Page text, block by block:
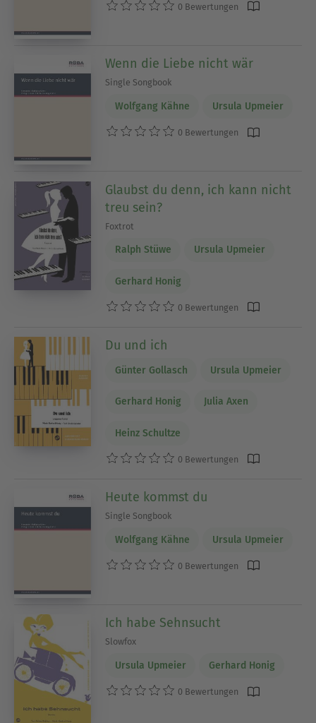
0 Bewertungen
Wenn die Liebe nicht wär
Single Songbook
Wolfgang Kähne Ursula Upmeier
0 Bewertungen
Glaubst du denn, ich kann nicht
treu sein?
Foxtrot
Ralph Stüwe Ursula Upmeier
Gerhard Honig
0 Bewertungen
Du und ich
Günter Gollasch Ursula Upmeier
Gerhard Honig Julia Axen
Heinz Schultze
0 Bewertungen
Heute kommst du
Single Songbook
Wolfgang Kähne Ursula Upmeier
0 Bewertungen
Ich habe Sehnsucht
Slowfox
Ursula Upmeier Gerhard Honig
0 Bewertungen